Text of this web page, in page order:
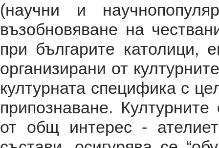
(научни и
възобновяване на
при българите католици,
организирани от
културната специфика с
припознаване.
от общ интерес -